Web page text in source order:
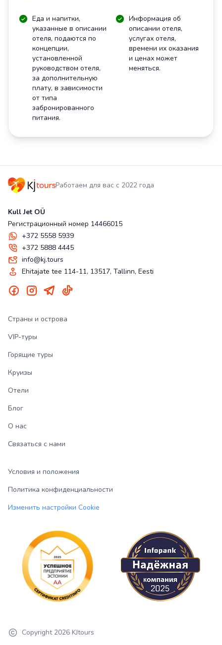
Еда и напитки,
указанные в описании
отеля, подаются по
концепции,
установленной
руководством отеля,
за дополнительную
плату, в зависимости
от типа
забронированного
питания.
Информация об
описании отеля,
услугах отеля,
времени их оказания
и ценах может
меняться.
Работаем для вас с 2022 года
Kull Jet OÜ
Регистрационный номер 14466015
+372 5558 5939
+372 5888 4445
info@kj.tours
Ehitajate tee 114-11, 13517, Tallinn, Eesti
Страны и острова
VIP-туры
Горящие туры
Круизы
Отели
Блог
О нас
Связаться с нами
Условия и положения
Политика конфиденциальности
Изменить настройки Cookie
Copyright 2026 KJtours